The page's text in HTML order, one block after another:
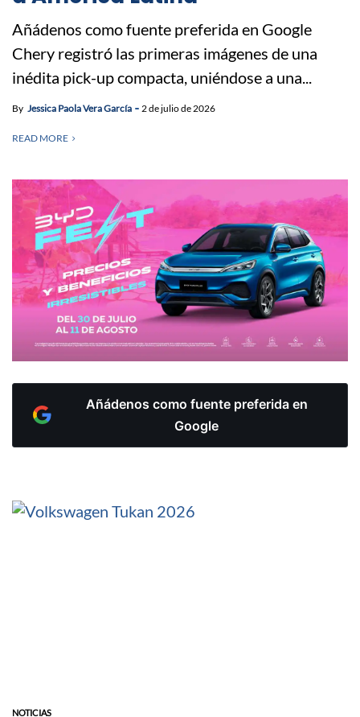
Añádenos como fuente preferida en Google
Chery registró las primeras imágenes de una
inédita pick-up compacta, uniéndose a una...
By Jessica Paola Vera García 2 de julio de 2026
READ MORE
Añádenos como fuente preferida en
Google
NOTICIAS